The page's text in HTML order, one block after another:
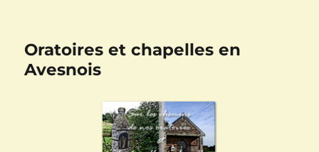
Oratoires et chapelles en
Avesnois